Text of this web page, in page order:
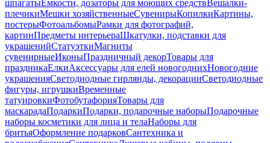
шпагатыЕмкости, дозаторы для моющих средствВешалки-
плечикиМешки хозяйственныеСувенирыКопилкиКартины,
постерыФотоальбомыРамки для фотографий,
картинПредметы интерьераШкатулки, подставки для
украшенийСтатуэткиМагниты
сувенирныеИконыПраздничный декорТовары для
праздникаЕлкиАксессуары для елей новогоднихНовогодние
украшенияСветодиодные гирлянды, декорацииСветодиодные
фигуры, игрушкиВременные
татуировкиФотобутафорияТовары для
маскарадаПодаркиПодарки, подарочные наборыПодарочные
наборы косметики для лица и телаНаборы для
бритьяОформление подарковСантехника и